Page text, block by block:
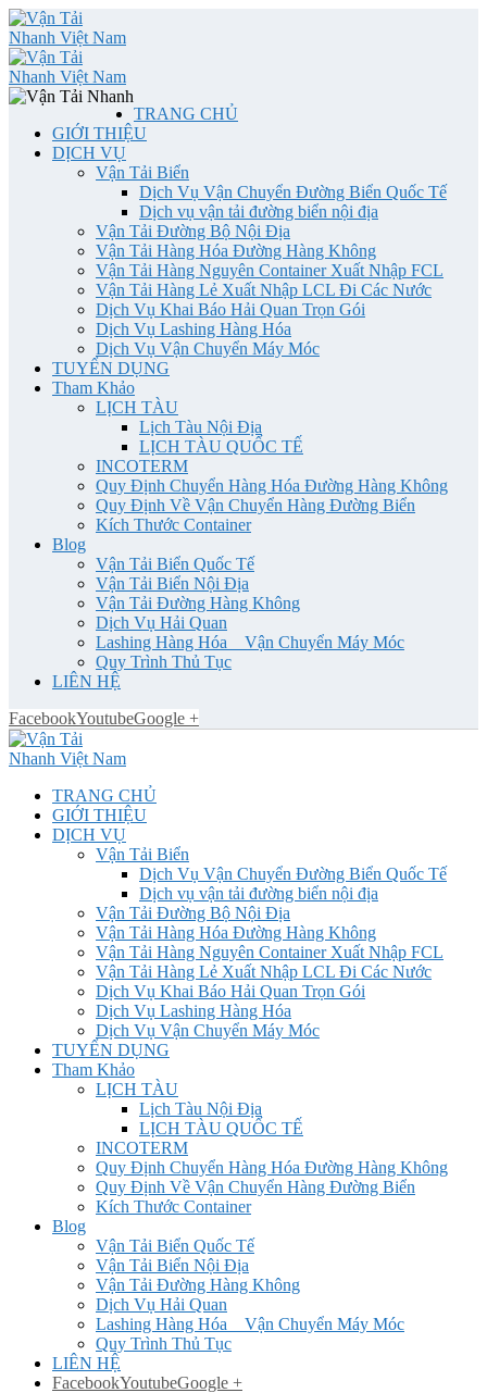
TRANG CHỦ
GIỚI THIỆU
DỊCH VỤ
Vận Tải Biển
Dịch Vụ Vận Chuyển Đường Biển Quốc Tế
Dịch vụ vận tải đường biển nội địa
Vận Tải Đường Bộ Nội Địa
Vận Tải Hàng Hóa Đường Hàng Không
Vận Tải Hàng Nguyên Container Xuất Nhập FCL
Vận Tải Hàng Lẻ Xuất Nhập LCL Đi Các Nước
Dịch Vụ Khai Báo Hải Quan Trọn Gói
Dịch Vụ Lashing Hàng Hóa
Dịch Vụ Vận Chuyển Máy Móc
TUYỂN DỤNG
Tham Khảo
LỊCH TÀU
Lịch Tàu Nội Địa
LỊCH TÀU QUỐC TẾ
INCOTERM
Quy Định Chuyển Hàng Hóa Đường Hàng Không
Quy Định Về Vận Chuyển Hàng Đường Biển
Kích Thước Container
Blog
Vận Tải Biển Quốc Tế
Vận Tải Biển Nội Địa
Vận Tải Đường Hàng Không
Dịch Vụ Hải Quan
Lashing Hàng Hóa _ Vận Chuyển Máy Móc
Quy Trình Thủ Tục
LIÊN HỆ
FacebookYoutubeGoogle +
TRANG CHỦ
GIỚI THIỆU
DỊCH VỤ
Vận Tải Biển
Dịch Vụ Vận Chuyển Đường Biển Quốc Tế
Dịch vụ vận tải đường biển nội địa
Vận Tải Đường Bộ Nội Địa
Vận Tải Hàng Hóa Đường Hàng Không
Vận Tải Hàng Nguyên Container Xuất Nhập FCL
Vận Tải Hàng Lẻ Xuất Nhập LCL Đi Các Nước
Dịch Vụ Khai Báo Hải Quan Trọn Gói
Dịch Vụ Lashing Hàng Hóa
Dịch Vụ Vận Chuyển Máy Móc
TUYỂN DỤNG
Tham Khảo
LỊCH TÀU
Lịch Tàu Nội Địa
LỊCH TÀU QUỐC TẾ
INCOTERM
Quy Định Chuyển Hàng Hóa Đường Hàng Không
Quy Định Về Vận Chuyển Hàng Đường Biển
Kích Thước Container
Blog
Vận Tải Biển Quốc Tế
Vận Tải Biển Nội Địa
Vận Tải Đường Hàng Không
Dịch Vụ Hải Quan
Lashing Hàng Hóa _ Vận Chuyển Máy Móc
Quy Trình Thủ Tục
LIÊN HỆ
FacebookYoutubeGoogle +